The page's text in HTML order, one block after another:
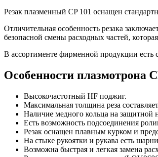
Резак плазменный CP 101 оснащен
Отличительная особенность резака
безопасной смены расходных частей,
В ассортименте фирменной продукции есть
Особенности плазмотрона
Высокочастотный HF поджиг.
Максимальная толщина реза
Наличие медного кольца на защитной
Есть возможность подсоединения
Резак оснащен плавным курком и
На стыке рукоятки и рукава есть
Возможна быстрая и легкая замена